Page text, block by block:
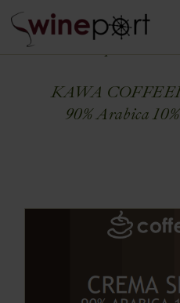
Home
KAWA
90% Arabica